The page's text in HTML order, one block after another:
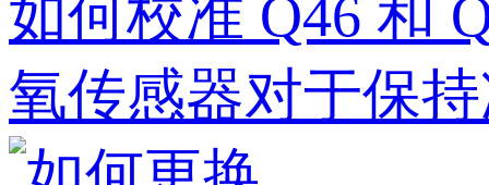
如何校准 Q46 和
氧传感器对于保